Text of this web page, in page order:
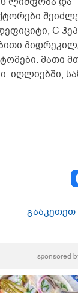
C
მათი
იღლიებში,
sponsored